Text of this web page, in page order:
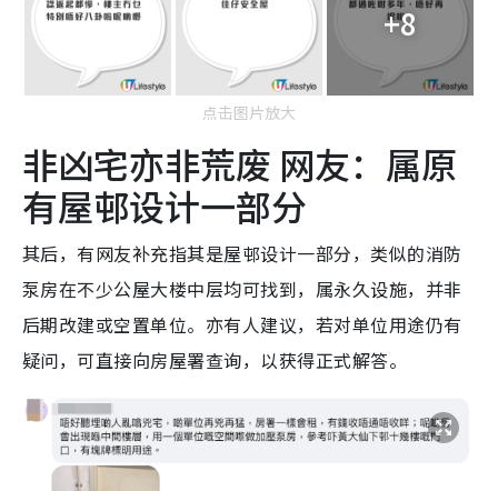
+8
点击图片放大
非凶宅亦非荒废 网友：属原
有屋邨设计一部分
其后，有网友补充指其是屋邨设计一部分，类似的消防
泵房在不少公屋大楼中层均可找到，属永久设施，并非
后期改建或空置单位。亦有人建议，若对单位用途仍有
疑问，可直接向房屋署查询，以获得正式解答。